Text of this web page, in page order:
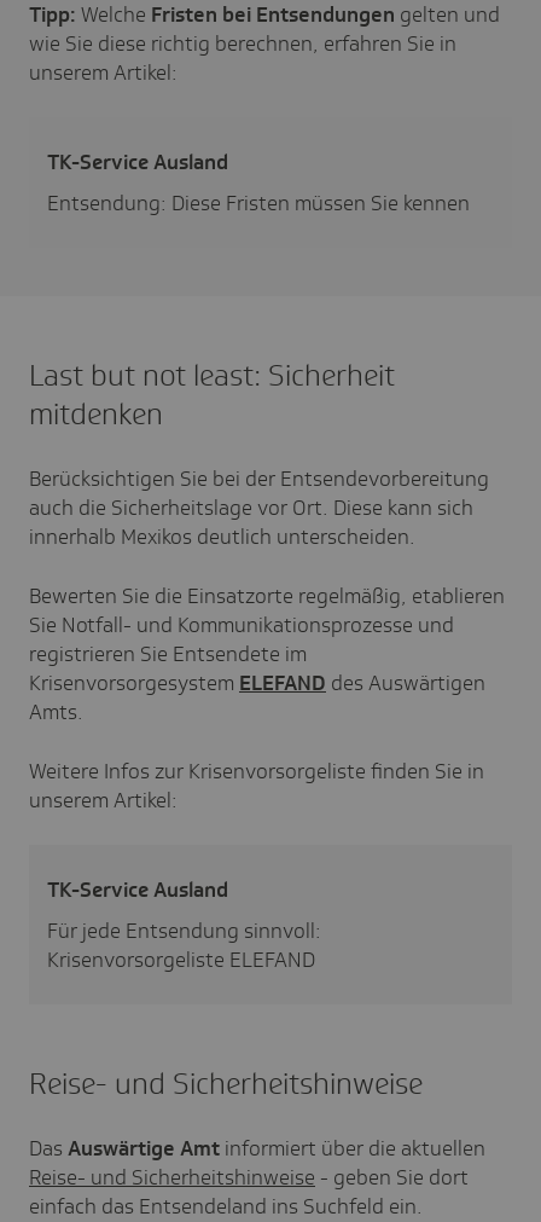
Tipp: Welche Fristen bei Entsendungen gelten und
wie Sie diese richtig berechnen, erfahren Sie in
unserem Artikel:
TK-Service Ausland
Entsendung: Diese Fristen müssen Sie kennen
Last but not least: Sicherheit
mitdenken
Berücksichtigen Sie bei der Entsendevorbereitung
auch die Sicherheitslage vor Ort. Diese kann sich
innerhalb Mexikos deutlich unterscheiden.
Bewerten Sie die Einsatzorte regelmäßig, etablieren
Sie Notfall- und Kommunikationsprozesse und
registrieren Sie Entsendete im
Krisenvorsorgesystem ELEFAND des Auswärtigen
Amts.
Weitere Infos zur Krisenvorsorgeliste finden Sie in
unserem Artikel:
TK-Service Ausland
Für jede Entsendung sinnvoll:
Krisenvorsorgeliste ELEFAND
Reise- und Sicherheitshinweise
Das Auswärtige Amt informiert über die aktuellen
Reise- und Sicherheitshinweise - geben Sie dort
einfach das Entsendeland ins Suchfeld ein.